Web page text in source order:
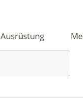
Ausrüstung